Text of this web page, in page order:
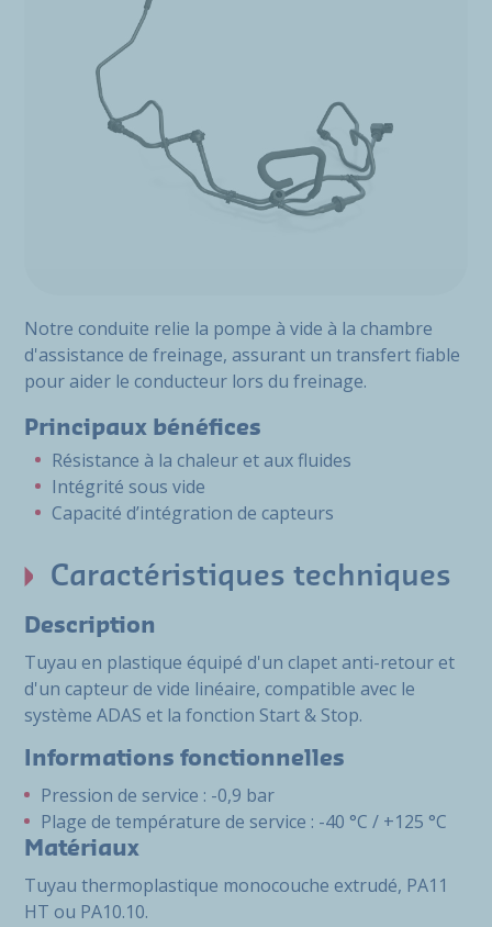
Notre conduite relie la pompe à vide à la chambre
d'assistance de freinage, assurant un transfert fiable
pour aider le conducteur lors du freinage.
Principaux bénéfices
Résistance à la chaleur et aux fluides
Intégrité sous vide
Capacité d’intégration de capteurs
Caractéristiques techniques
Description
Tuyau en plastique équipé d'un clapet anti-retour et
d'un capteur de vide linéaire, compatible avec le
système ADAS et la fonction Start & Stop.
Informations fonctionnelles
Pression de service : -0,9 bar
Plage de température de service : -40 °C / +125 °C
Matériaux
Tuyau thermoplastique monocouche extrudé, PA11
HT ou PA10.10.